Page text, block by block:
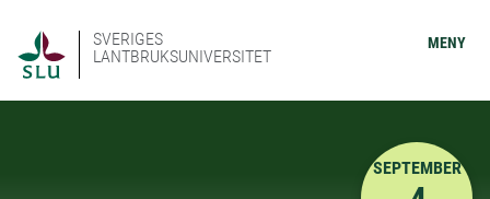
SVERIGES
LANTBRUKSUNIVERSITET
MENY
SEPTEMBER